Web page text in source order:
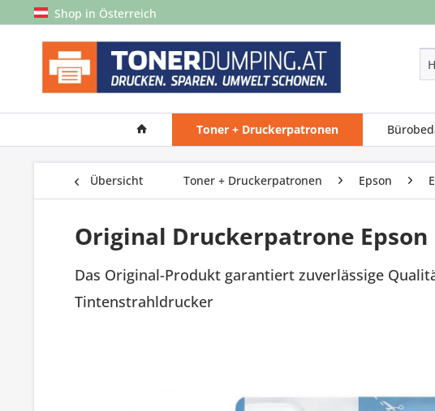
Shop in Österreich
Toner + Druckerpatronen
Übersicht Toner + Druckerpatronen Epson
Original Druckerpatrone Epson
Das Original-Produkt garantiert zuverlässige
Tintenstrahldrucker